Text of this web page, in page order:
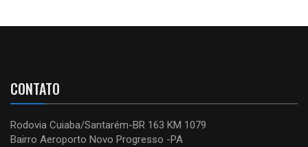
CONTATO
Rodovia Cuiaba/Santarém-BR 163 KM 1079
Bairro Aeroporto Novo Progresso -PA